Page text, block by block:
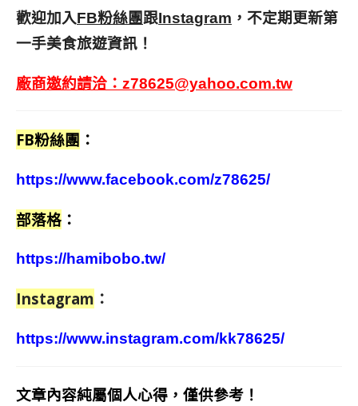
歡迎加入FB粉絲團跟Instagram ，不定期更新第
一手美食旅遊資訊！
廠商邀約請洽： z78625@yahoo.com.tw
FB粉絲團 ：
https://www.facebook.com/z78625/
部落格 ：
https://hamibobo.tw/
Instagram ：
https://www.instagram.com/kk78625/
文章內容純屬個人心得，僅供參考！